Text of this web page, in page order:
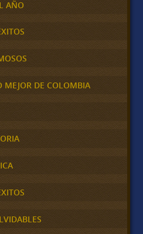
AÑO
MEJOR DE COLOMBIA